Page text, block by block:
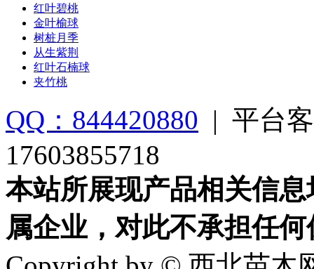
红叶碧桃
金叶榆球
树桩月季
从生紫荆
红叶石楠球
夹竹桃
QQ：844420880 | 平台
17603855718
本站所展现产品相关信
属企业，对此不承担任